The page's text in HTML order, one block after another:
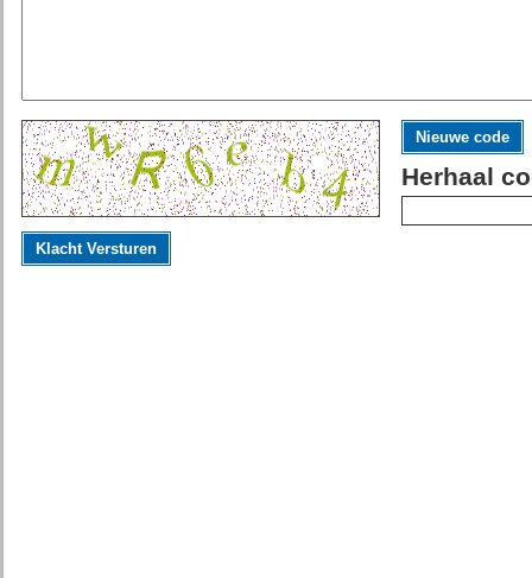
Nieuwe code
Herhaal
Klacht Versturen